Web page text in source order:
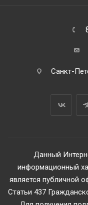
Санкт-
Данный
информационный
является публичной
Статьи 437